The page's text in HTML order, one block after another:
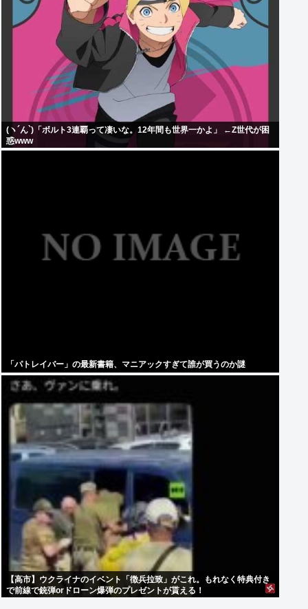
(ヽ´ん`)「ボルト3連覇って凄いな。12年間も世界一かよ」 ←Z世代が困
惑www
「パトレイバー」の最新書籍、マニアックすぎて誰が買うのか謎
【高市】ウクライナのイベント「徴兵拉致」がこれ。もれなく特典付き
で前線で銃弾orドローン爆弾のプレゼントが貰える！